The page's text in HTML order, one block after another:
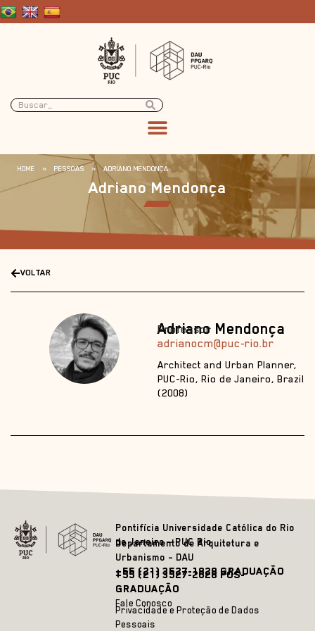
HOME » PESSOAS » ADRIANO MENDONÇA
Adriano Mendonça
VOLTAR
Adriano Mendonça
Professor
adrianocm@puc-rio.br
Architect and Urban Planner,
PUC-Rio, Rio de Janeiro, Brazil
(2008)
Pontifícia Universidade Católica do Rio
de Janeiro – PUC Rio
Departamento de Arquitetura e
Urbanismo – DAU
+55 (21) 3527-1828 GRADUAÇÃO
+55 (21) 3527-2628 PÓS-
GRADUAÇÃO
Fale Conosco
Privacidade e Proteção de Dados
Pessoais